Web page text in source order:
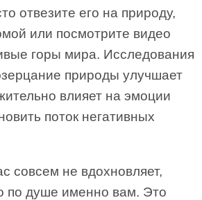
отвезите его на природу,
или посмотрите видео
горы мира. Исследования
природы улучшает
влияет на эмоции
поток негативных
совсем не вдохновляет,
по душе именно вам. Это